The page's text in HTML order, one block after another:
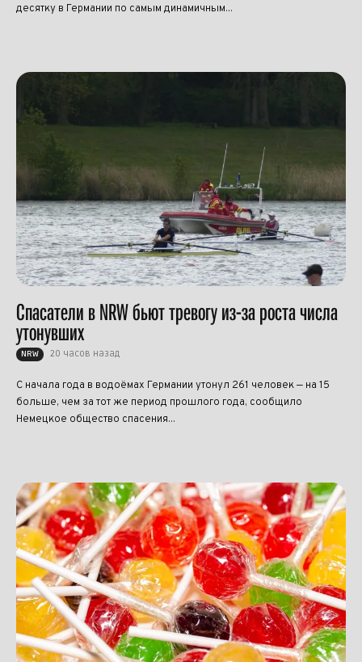
десятку в Германии по самым динамичным...
Спасатели в NRW бьют тревогу из-за роста числа
утонувших
NRW 20 часов назад
С начала года в водоёмах Германии утонул 261 человек — на 15
больше, чем за тот же период прошлого года, сообщило
Немецкое общество спасения...